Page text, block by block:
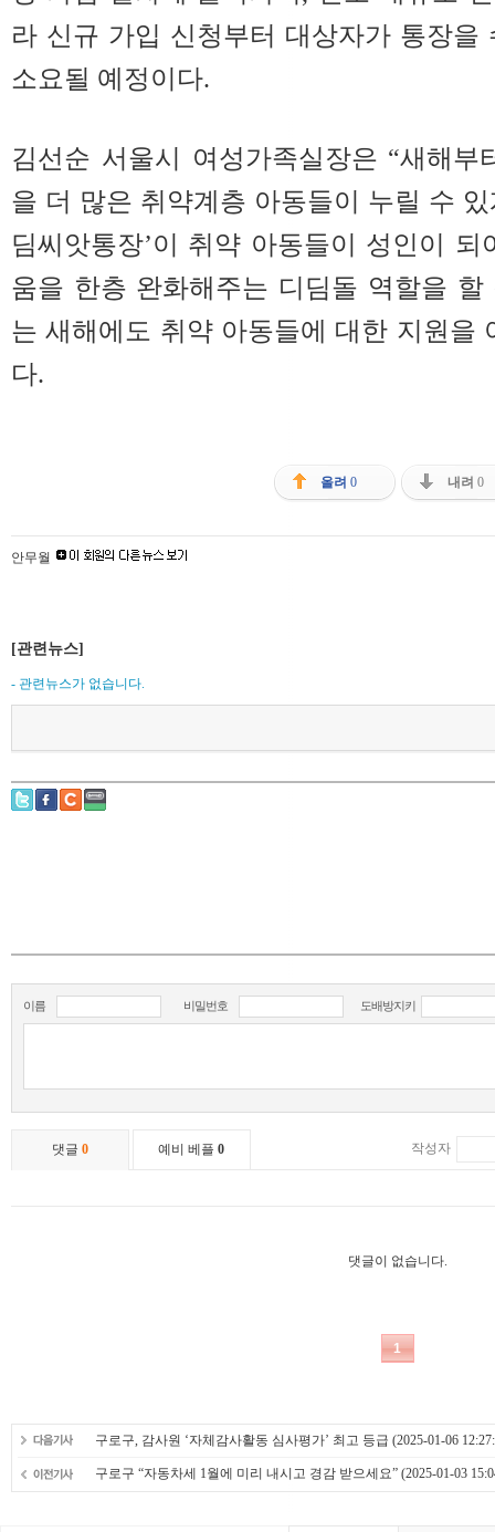
라 신규 가입 신청부터 대상자가 통장을
소요될 예정이다.
김선순 서울시 여성가족실장은 “새해부
을 더 많은 취약계층 아동들이 누릴 수
딤씨앗통장’이 취약 아동들이 성인이
움을 한층 완화해주는 디딤돌 역할을
는 새해에도 취약 아동들에 대한 지원을
다.
올려 0 내려 0
안무월
[관련뉴스]
- 관련뉴스가 없습니다.
구로구, 감사원 ‘자체감사활동 심사평가’ 최고 등급 (2025-01-06
구로구 “자동차세 1월에 미리 내시고 경감 받으세요” (2025-01-03